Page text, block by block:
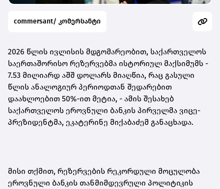
commersant/ კომერსანტი
2026 წლის ივლისის მდგომარეობით, საქართველოს
საერთაშორისო რეზერვებმა ისტორიულ მაქსიმუმს -
7.53 მილიარდ აშშ დოლარს მიაღწია, რაც გასული
წლის ანალოგიურ პერიოდთან შედარებით
დაახლოებით 50%-ით მეტია, - ამის შესახებ
საქართველოს ეროვნული ბანკის პირველმა ვიცე-
პრეზიდენტმა, ეკატერინე მიქაბაძემ განაცხადა.
მისი თქმით, რეზერვების რეკორდული მოცულობა
ეროვნული ბანკის თანმიმდევრული პოლიტიკის